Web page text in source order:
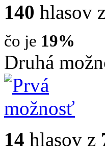
140 hlasov
čo je 19%
Druhá
14 hlasov z